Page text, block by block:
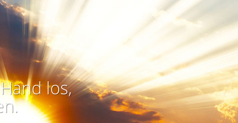
los,